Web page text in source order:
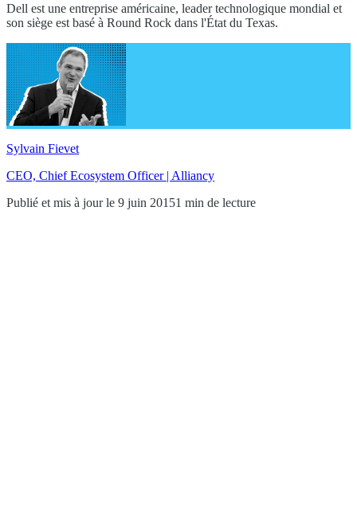
Dell est une entreprise américaine, leader technologique mondial et
son siège est basé à Round Rock dans l'État du Texas.
Sylvain Fievet
CEO, Chief Ecosystem Officer | Alliancy
Publié et mis à jour le 9 juin 20151 min de lecture